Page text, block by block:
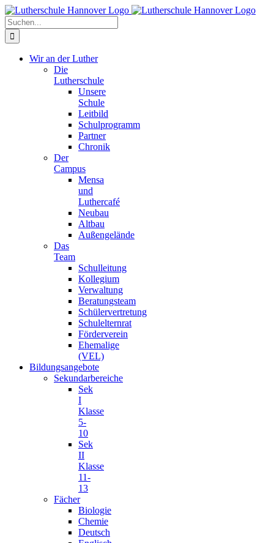
Zum
Inhalt
springen
Facebook
X
Instagram
Pinterest
Suche
nach:
Wir an der Luther
Die
Lutherschule
Unsere
Schule
Leitbild
Schulprogramm
Partner
Chronik
Der
Campus
Mensa
und
Luthercafé
Neubau
Altbau
Außengelände
Das
Team
Schulleitung
Kollegium
Verwaltung
Beratungsteam
Schülervertretung
Schulelternrat
Förderverein
Ehemalige
(VEL)
Bildungsangebote
Sekundarbereiche
Sek
I
Klasse
5-
10
Sek
II
Klasse
11-
13
Fächer
Biologie
Chemie
Deutsch